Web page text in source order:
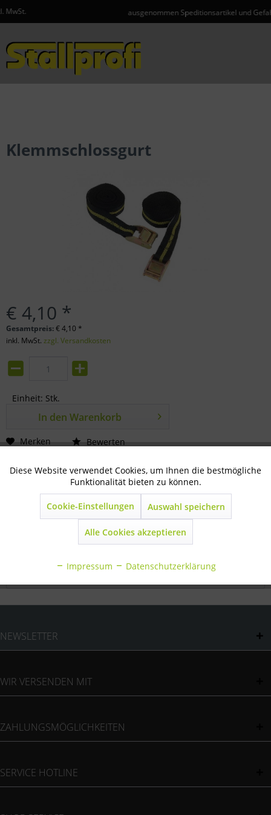
ausgenommen Speditionsartikel und Gefahrgut
Klemmschlossgurt
€ 4,10 *
Gesamtpreis:€4,10 *
inkl. MwSt. zzgl. Versandkosten
Einheit: Stk.
In den Warenkorb
Merken Bewerten
Artikel-Nr.: 80-19-0411
2er-Set 25mm x 2,5m; zul. Zugkraft 200 kg aus
mehr
NEWSLETTER
WIR VERSENDEN MIT
ZAHLUNGSMÖGLICHKEITEN
SERVICE HOTLINE
Technisch notwendig Aktiv
Marketing Inaktiv
Inaktiv
Sonstige
Diese Website verwendet Cookies, um Ihnen die bestmögliche
Funktionalität bieten zu können.
Cookie-Einstellungen Auswahl speichern
Alle Cookies akzeptieren
Impressum Datenschutzerklärung